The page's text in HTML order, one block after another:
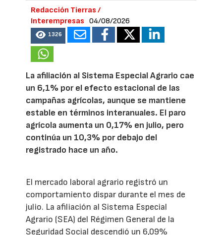
Redacción Tierras /
Interempresas
04/08/2026
1326
La afiliación al Sistema Especial Agrario cae
un 6,1% por el efecto estacional de las
campañas agrícolas, aunque se mantiene
estable en términos interanuales. El paro
agrícola aumenta un 0,17% en julio, pero
continúa un 10,3% por debajo del
registrado hace un año.
El mercado laboral agrario registró un
comportamiento dispar durante el mes de
julio. La afiliación al Sistema Especial
Agrario (SEA) del Régimen General de la
Seguridad Social descendió un 6,09%